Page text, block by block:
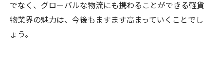
でなく、グローバルな物流にも携わることができる軽貨
物業界の魅力は、今後もますます高まっていくことでし
ょう。